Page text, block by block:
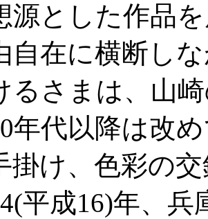
源とした作品
自在に横断し
るさまは、山
年代以降は改
掛け、色彩の
平成16)年、